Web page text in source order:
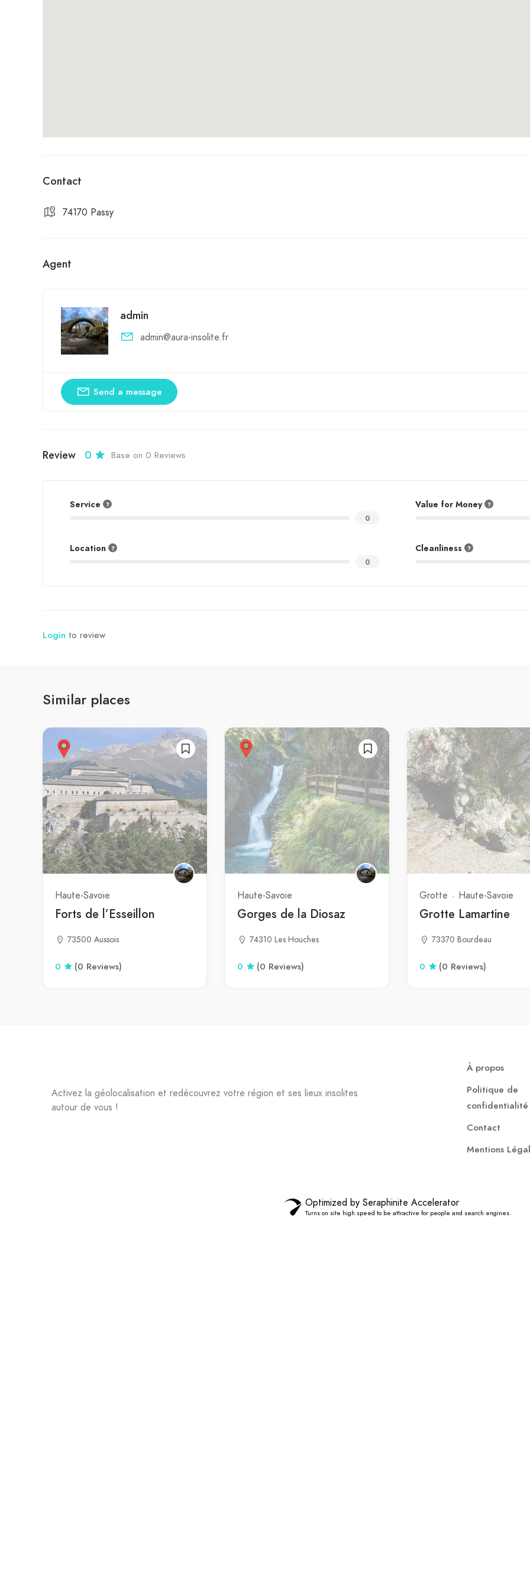
Contact
74170 Passy
Agent
admin
admin@aura-insolite.fr
Send a message
Review 0 Base on 0 Reviews
Service
0
Value for Money
Location
0
Cleanliness
Login to review
Similar places
Haute-Savoie
Forts de l’Esseillon
73500 Aussois
0 (0 Reviews)
Haute-Savoie
Gorges de la Diosaz
74310 Les Houches
0 (0 Reviews)
Grotte Haute-Savoie
Grotte Lamartine
73370 Bourdeau
0 (0 Reviews)
Activez la géolocalisation et redécouvrez votre région et ses lieux insolites
autour de vous !
À propos
Politique de
confidentialité
Contact
Mentions
Optimized by Seraphinite Accelerator
Turns on site high speed to be attractive for people and search engines.